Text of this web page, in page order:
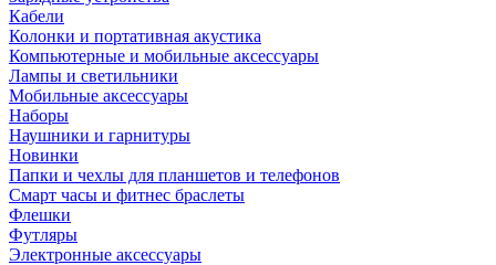
Кабели
Колонки и портативная акустика
Компьютерные и мобильные аксессуары
Лампы и светильники
Мобильные аксессуары
Наборы
Наушники и гарнитуры
Новинки
Папки и чехлы для планшетов и телефонов
Смарт часы и фитнес браслеты
Флешки
Футляры
Электронные аксессуары